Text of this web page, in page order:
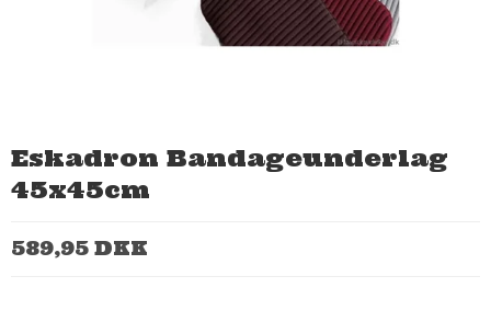
Eskadron Bandageunderlag
45x45cm
589,95 DKK